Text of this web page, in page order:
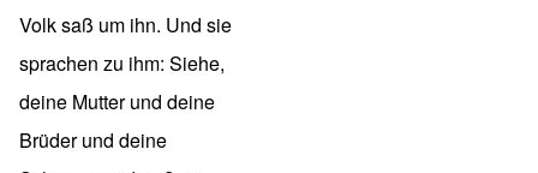
Volk saß um ihn. Und sie
sprachen zu ihm: Siehe,
deine Mutter und deine
Brüder und deine